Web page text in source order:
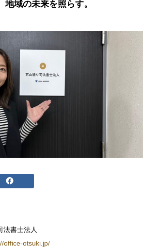
地域の未来を照らす。
法書士法人
office-otsuki.jp/